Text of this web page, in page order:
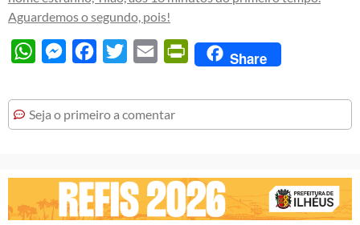
Aguardemos o segundo, pois!
WhatsAppMessengerFacebook
Twitter Email PrintFriendly
Share
Seja o primeiro a comentar